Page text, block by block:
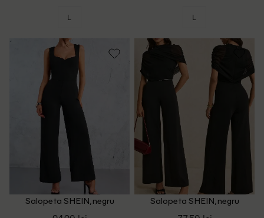
L L
Salopeta SHEIN, negru Salopeta SHEIN, negru